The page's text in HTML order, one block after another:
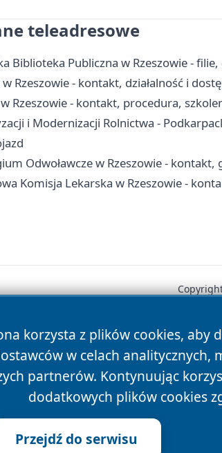
teleadresowe
Biblioteka Publiczna w Rzeszowie -
Rzeszowie - kontakt, działalność i
Rzeszowie - kontakt, procedura,
i Modernizacji Rolnictwa -
Odwoławcze w Rzeszowie - kontakt,
Komisja Lekarska w Rzeszowie -
korzysta z plików cookies, aby
w celach
partnerów. Kontynuując
dodatkowych plików cookies
Przejdź do serwisu
News